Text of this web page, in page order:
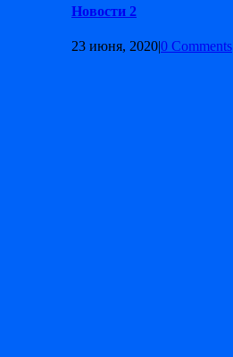
Новости 2
23 июня, 2020|0 Comments